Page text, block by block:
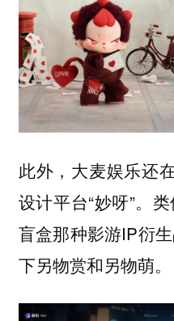
此外，大麦娱乐还
设计平台“妙呀”。
盲盒那种影游IP衍
下另物赏和另物萌。